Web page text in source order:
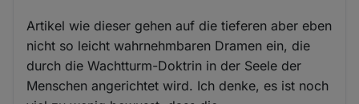
Artikel wie dieser gehen auf die tieferen aber eben
nicht so leicht wahrnehmbaren Dramen ein, die
durch die Wachtturm-Doktrin in der Seele der
Menschen angerichtet wird. Ich denke, es ist noch